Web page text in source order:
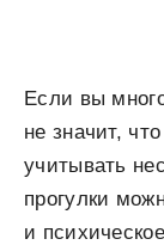
Если вы
не значит,
учитывать
прогулки
и